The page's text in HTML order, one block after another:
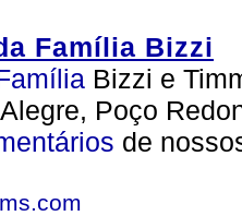
Família Bizzi
Bizzi e
Alegre, Poço
de